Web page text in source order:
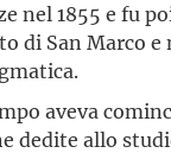
nel 1855 e fu
di San Marco e
aveva
dedite allo